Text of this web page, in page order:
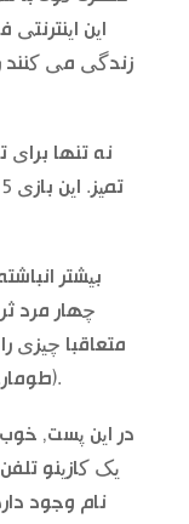
این
زندگی می
بیشتر
چهار مرد
متعاقبا چیزی
(طومار. شما در کنار زیوس ایستاده, یک عکس.
در این پست,
یک کازینو
نام وجود